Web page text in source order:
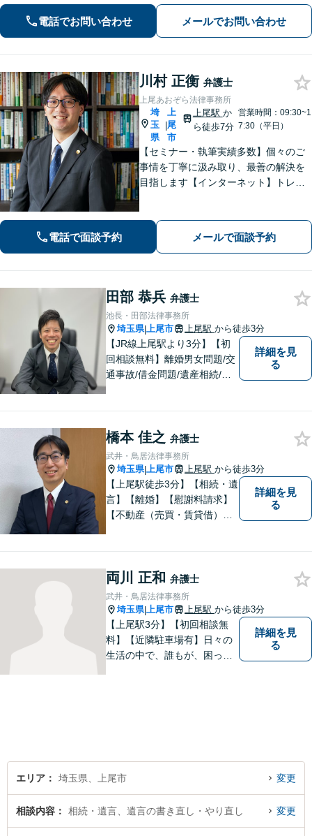
料請求や財産分与、親権、養育費な
ど、累計200件以上の解決実績【上尾駅
電話でお問い合わせ メールでお問い合わせ
川村 正衡 弁護士
上尾あおぞら法律事務所
埼
玉
県
|
上
尾
市
上尾駅 か
ら徒歩7分
営業時間：09:30~1
7:30（平日）
【セミナー・執筆実績多数】個々のご
事情を丁寧に汲み取り、最善の解決を
目指します【インターネット】トレン
題】検討段階、協議から訴訟まで。あ
らゆるフェーズに対応【上尾駅7分】
電話で面談予約 メールで面談予約
田部 恭兵 弁護士
池長・田部法律事務所
埼玉県|上尾市 上尾駅 から徒歩3分
【JR線上尾駅より3分】【初
回相談無料】離婚男女問題/交
通事故/借金問題/遺産相続/債
に無料相談を時間を区切らず
に設けております。ぜひ、お
気軽にご相談ください。
詳細を見
る
橋本 佳之 弁護士
武井・鳥居法律事務所
埼玉県|上尾市 上尾駅 から徒歩3分
【上尾駅徒歩3分】【相続・遺
言】【離婚】【慰謝料請求】
【不動産（売買・賃貸借）】
詳細を見
る
両川 正和 弁護士
武井・鳥居法律事務所
埼玉県|上尾市 上尾駅 から徒歩3分
【上尾駅3分】【初回相談無
料】【近隣駐車場有】日々の
生活の中で、誰もが、困っ
詳細を見
る
エリア 埼玉県、上尾市 変更
相談内容 相続・遺言、遺言の書き直し・やり直し 変更